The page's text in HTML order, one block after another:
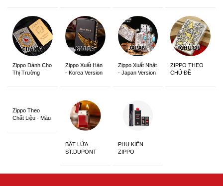
Zippo Dành Cho
Thị Trường
Zippo Xuất Hàn
- Korea Version
Zippo Xuất Nhật
- Japan Version
ZIPPO THEO
CHỦ ĐỀ
Zippo Theo
Chất Liệu - Màu
BẬT LỬA
ST.DUPONT
PHỤ KIỆN
ZIPPO